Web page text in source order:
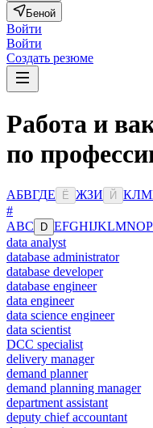
Беной
Войти
Войти
Создать резюме
Работа и
по
АБВГДЕ Ё ЖЗИ Й КЛМ
#
ABC D EFGHIJKLMNOP
data analyst
database administrator
database developer
database engineer
data engineer
data science engineer
data scientist
DCC specialist
delivery manager
demand planner
demand planning manager
department assistant
deputy chief accountant